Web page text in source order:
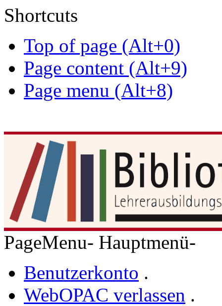
Shortcuts
Top of page (Alt+0)
Page content (Alt+9)
Page menu (Alt+8)
PageMenu- Hauptmenü-
Benutzerkonto .
WebOPAC verlassen .